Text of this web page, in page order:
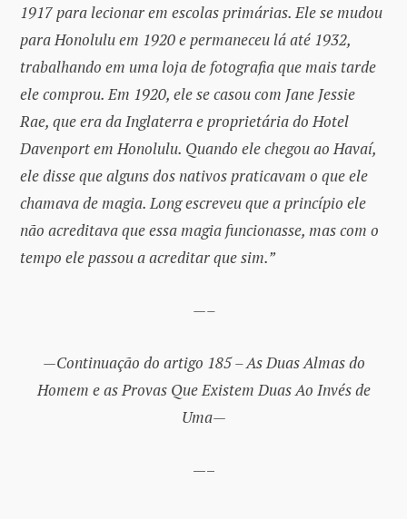
1917 para lecionar em escolas primárias. Ele se mudou
para Honolulu em 1920 e permaneceu lá até 1932,
trabalhando em uma loja de fotografia que mais tarde
ele comprou. Em 1920, ele se casou com Jane Jessie
Rae, que era da Inglaterra e proprietária do Hotel
Davenport em Honolulu. Quando ele chegou ao Havaí,
ele disse que alguns dos nativos praticavam o que ele
chamava de magia. Long escreveu que a princípio ele
não acreditava que essa magia funcionasse, mas com o
tempo ele passou a acreditar que sim.”
—–
—Continuação do artigo 185 – As Duas Almas do
Homem e as Provas Que Existem Duas Ao Invés de
Uma—
—–